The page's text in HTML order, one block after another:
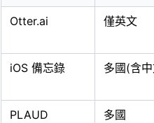
Otter.ai 僅英文
iOS 備忘錄 多國(含
PLAUD 多國